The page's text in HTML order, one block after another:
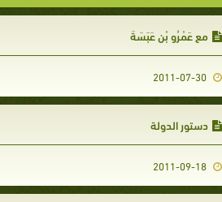
مع عَمْرُو بْن عَبَسَةَ
2011-07-30
دستور الدولة
2011-09-18